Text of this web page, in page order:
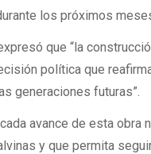
los próximos
que “la
política que
generaciones futuras”.
avance de esta obra
y que permita